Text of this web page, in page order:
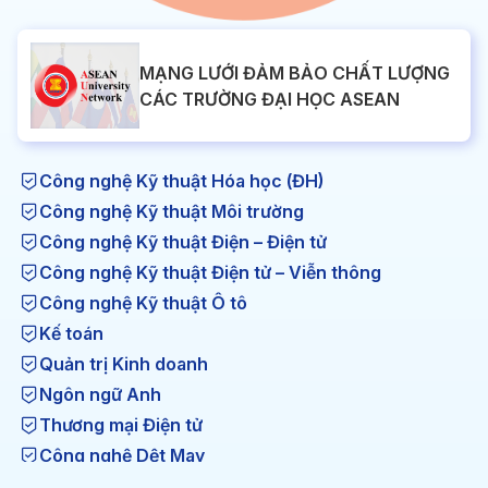
MẠNG LƯỚI ĐẢM BẢO CHẤT LƯỢNG
CÁC TRƯỜNG ĐẠI HỌC ASEAN
Công nghệ Kỹ thuật Hóa học (ĐH)
Công nghệ Kỹ thuật Môi trường
Công nghệ Kỹ thuật Điện – Điện tử
Công nghệ Kỹ thuật Điện tử – Viễn thông
Công nghệ Kỹ thuật Ô tô
Kế toán
Quản trị Kinh doanh
Ngôn ngữ Anh
Thương mại Điện tử
Công nghệ Dệt May